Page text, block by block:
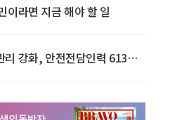
이라면 지금 해야 할 일
리 강화, 안전전담인력 613명